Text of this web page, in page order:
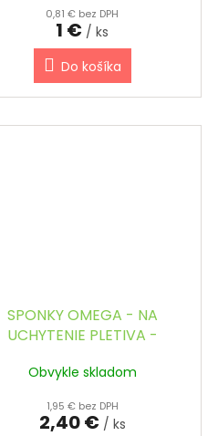
0,81 € bez DPH
1 € / ks
Do košíka
SPONKY OMEGA - NA
UCHYTENIE PLETIVA -
Obvykle skladom
1,95 € bez DPH
2,40 € / ks